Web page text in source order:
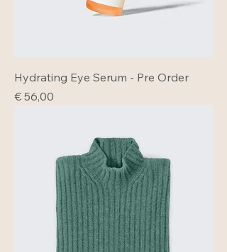
Hydrating Eye Serum - Pre Order
Prijs
€ 56,00